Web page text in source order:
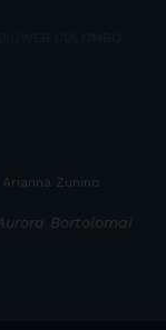
Zunino
Bortolomai